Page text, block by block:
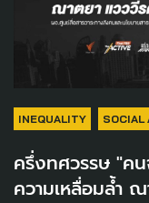
INEQUALITY SOCIAL
ครึ่งทศวรรษ "ค
ความเหลื่อมล้ำ